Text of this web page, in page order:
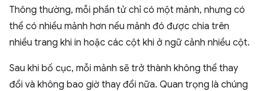
Thông thường, mỗi phần tử chỉ có một mảnh, nhưng có
thể có nhiều mảnh hơn nếu mảnh đó được chia trên
nhiều trang khi in hoặc các cột khi ở ngữ cảnh nhiều cột.
Sau khi bố cục, mỗi mảnh sẽ trở thành không thể thay
đổi và không bao giờ thay đổi nữa. Quan trọng là chúng